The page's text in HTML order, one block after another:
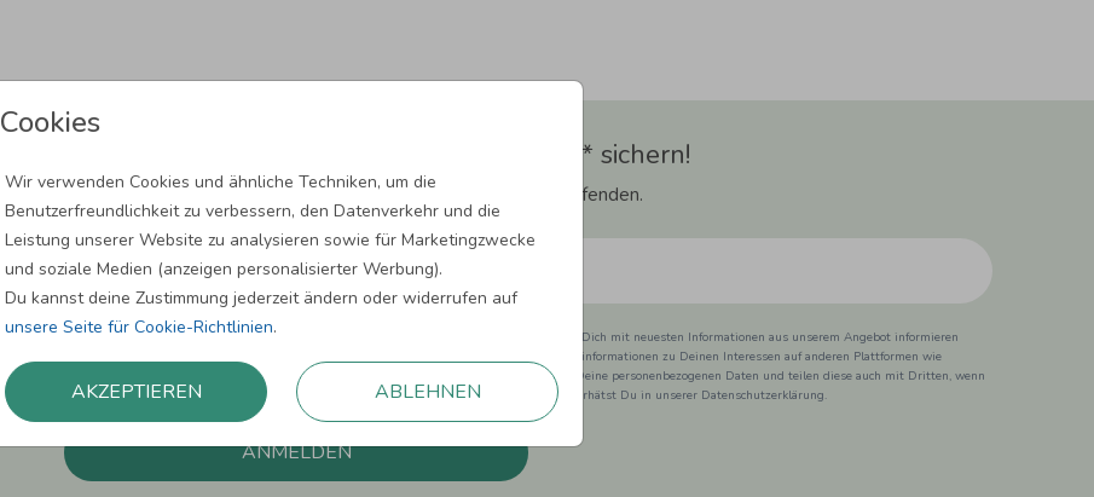
Cookies
Wir verwenden Cookies und ähnliche Techniken, um die
Benutzerfreundlichkeit zu verbessern, den Datenverkehr und die
Leistung unserer Website zu analysieren sowie für Marketingzwecke
und soziale Medien (anzeigen personalisierter Werbung).
Du kannst deine Zustimmung jederzeit ändern oder widerrufen auf
unsere Seite für Cookie-Richtlinien.
AKZEPTIEREN ABLEHNEN
Newsletter abonnieren und 5,00 € Rabatt** sichern!
Melde Dich zu unserem Newsletter an und bleibe auf dem Laufenden.
Einwilligung zur Datennutzung für Marketingzwecke: Hiermit willigst Du ein, dass wir Dich mit neuesten Informationen aus unserem Angebot informieren
können. Dies umfasst den Versand unseres Newsletters. Zudem können wir Dir Produktinformationen zu Deinen Interessen auf anderen Plattformen wie
Facebook und Google anzeigen. Um Dir diesen Service anbieten zu können, nutzen wir Deine personenbezogenen Daten und teilen diese auch mit Dritten, wenn
erforderlich. Du kannst diese Einwilligung jederzeit widerrufen. Weitere Informationen erhätst Du in unserer Datenschutzerklärung.
ANMELDEN